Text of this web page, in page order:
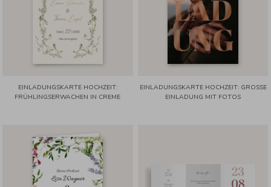
EINLADUNGSKARTE HOCHZEIT:
FRÜHLINGSERWACHEN IN CREME
EINLADUNGSKARTE HOCHZEIT: GROSSE E
INLADUNG MIT FOTOS